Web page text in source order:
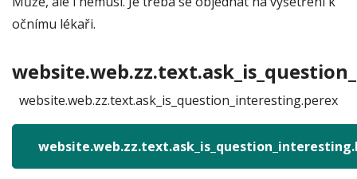
očnímu lékaři.
website.web.zz.text.ask_is_question_interesting.perex